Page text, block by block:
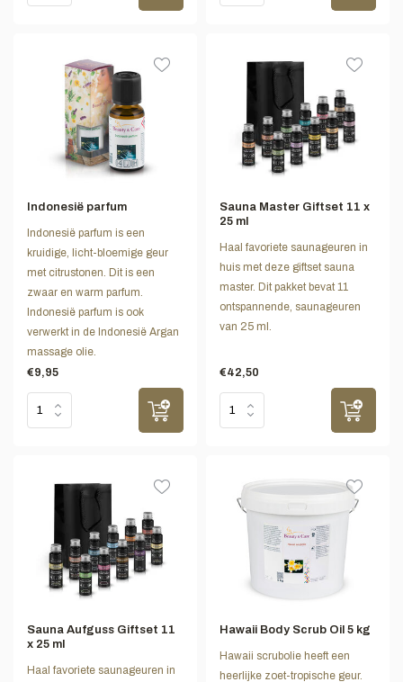
Indonesië parfum
Indonesië parfum is een
kruidige, licht-bloemige geur
met citrustonen. Dit is een
zwaar en warm parfum.
Indonesië parfum is ook
verwerkt in de Indonesië Argan
massage olie.
€9,95
Sauna Master Giftset 11 x
25 ml
Haal favoriete saunageuren in
huis met deze giftset sauna
master. Dit pakket bevat 11
ontspannende, saunageuren
van 25 ml.
€42,50
Sauna Aufguss Giftset 11
x 25 ml
Haal favoriete saunageuren in
Hawaii Body Scrub Oil 5 kg
Hawaii scrubolie heeft een
heerlijke zoet-tropische geur.